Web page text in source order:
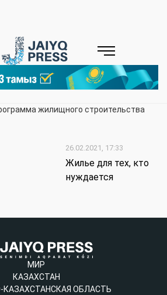
жилищного строительства
26.02.2021, 17:33
Жилье для тех, кто
нуждается
МИР
КАЗАХСТАН
ОБЛАСТЬ